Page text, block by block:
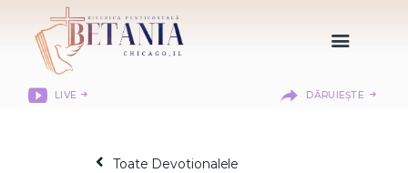
LIVE DĂRUIEȘTE
DESPRE NOI
Toate Devotionalele